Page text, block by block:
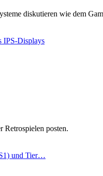
diskutieren wie dem
IPS-Displays
Retrospielen posten.
und Tier…